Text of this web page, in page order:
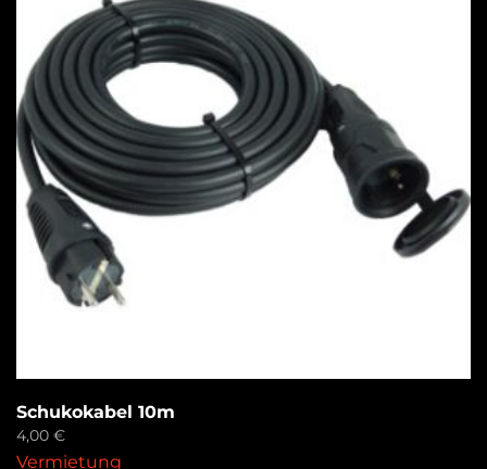
Schukokabel 10m
4,00 €
Vermietung